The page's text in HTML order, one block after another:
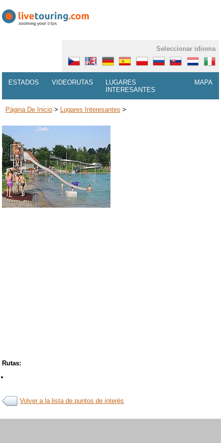
Seleccionar idioma
ESTADOS VIDEORUTAS
LUGARES
INTERESANTES
MAPA
Página De Inicio> Lugares Interesantes >
Rutas:
Volver a la lista de puntos de interés